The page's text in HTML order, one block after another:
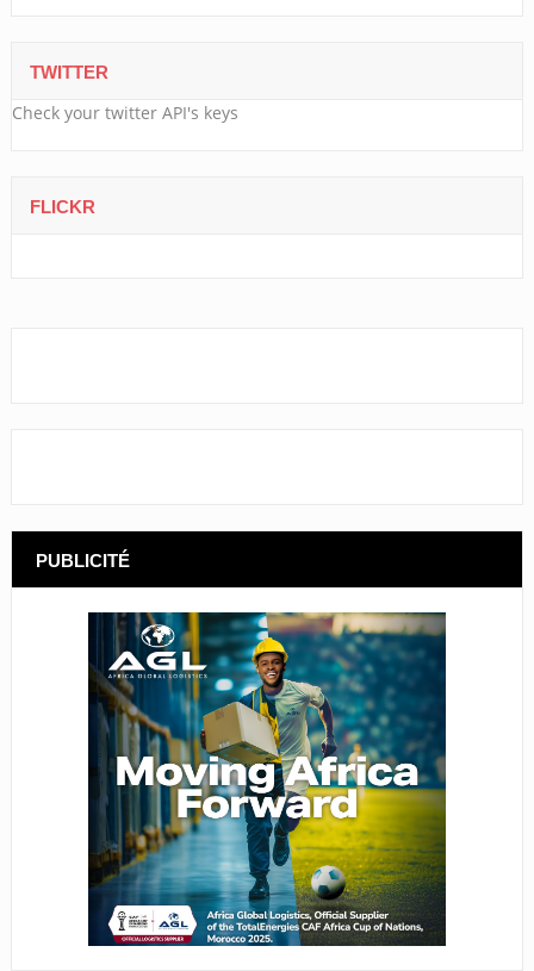
TWITTER
Check your twitter API's keys
FLICKR
PUBLICITÉ